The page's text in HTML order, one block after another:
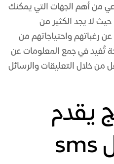
من أهم الجهات التي يمكنك
حيث لا يجد الكثير من
رغباتهم واحتياجاتهم من
تُفيد في جمع المعلومات عن
من خلال التعليقات والرسائل
يقدم
خدمة رسائل sms